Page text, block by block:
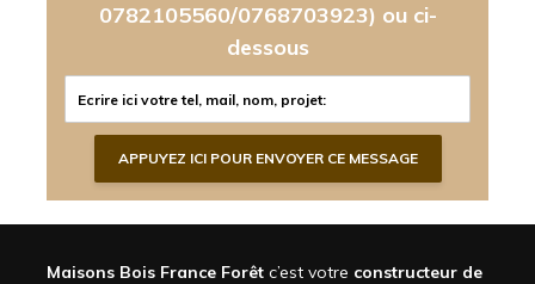
0782105560/0768703923) ou ci-
dessous
Maisons Bois France Forêt c’est votre constructeur de